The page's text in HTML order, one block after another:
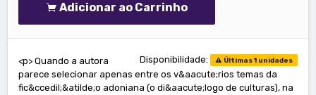
Adicionar ao Carrinho
Disponibilidade: Últimas 1 unidades
<p> Quando a autora
parece selecionar apenas entre os v&aacute;rios temas da
fic&ccedil;&atilde;o adoniana (o di&aacute;logo de culturas), na